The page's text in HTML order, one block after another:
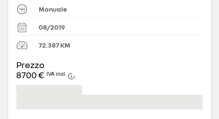
Manuale
08/2019
72.387KM
Prezzo
8700 € IVA incl.